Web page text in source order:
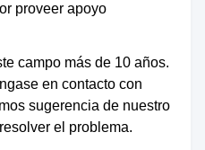
proveer apoyo
campo más de 10 años.
en contacto con
sugerencia de nuestro
el problema.